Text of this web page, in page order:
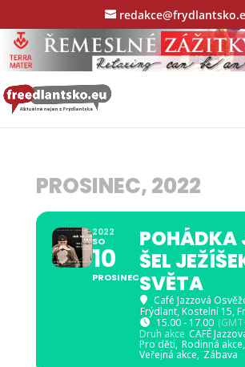
PROSINEC, 2022
2022
SO
10
PROSINEC
POHÁDKA
ŠEL
SVĚTA
Café Jazzová
Frýdlant, Kostelní 15,
15.00 - 17.00
Druh akce CAFÉ
Pro děti, Rodinná akce,
Veřejná akce, Zábava